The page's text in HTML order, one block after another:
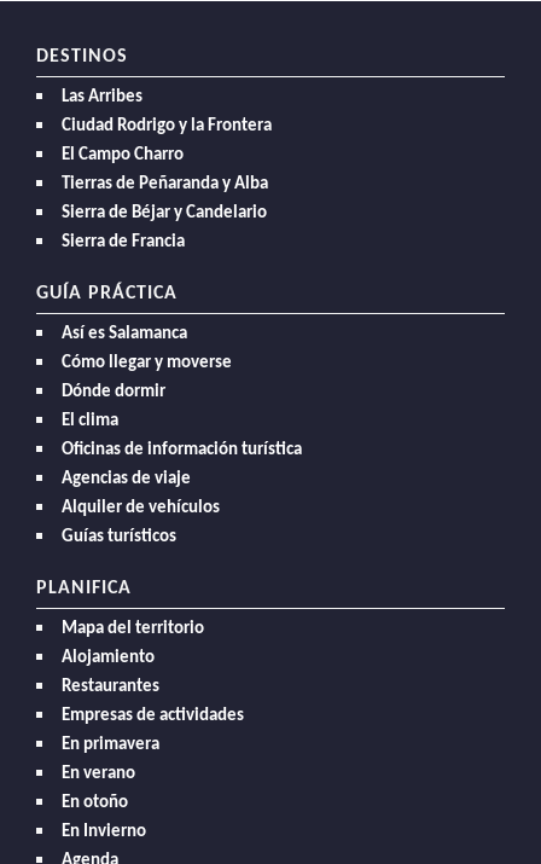
DESTINOS
Las Arribes
Ciudad Rodrigo y la Frontera
El Campo Charro
Tierras de Peñaranda y Alba
Sierra de Béjar y Candelario
Sierra de Francia
GUÍA PRÁCTICA
Así es Salamanca
Cómo llegar y moverse
Dónde dormir
El clima
Oficinas de información turística
Agencias de viaje
Alquiler de vehículos
Guías turísticos
PLANIFICA
Mapa del territorio
Alojamiento
Restaurantes
Empresas de actividades
En primavera
En verano
En otoño
En Invierno